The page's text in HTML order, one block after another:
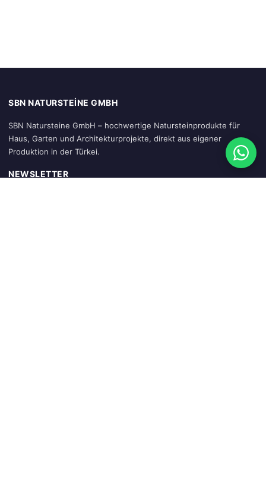
SBN NATURSTEINE GMBH
SBN Natursteine GmbH – hochwertige Natursteinprodukte für
Haus, Garten und Architekturprojekte, direkt aus eigener
Produktion in der Türkei.
NEWSLETTER